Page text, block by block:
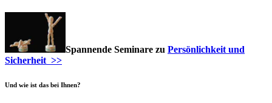
Spannende Seminare zu Persönlichkeit und
Sicherheit >>
Und wie ist das bei Ihnen?